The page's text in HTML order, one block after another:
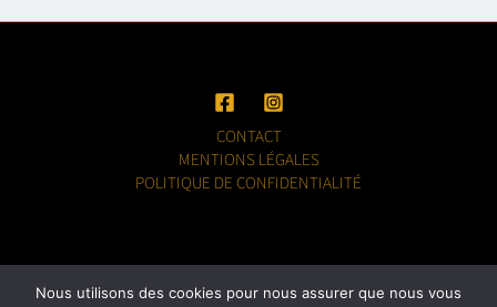
CONTACT
MENTIONS LÉGALES
POLITIQUE DE CONFIDENTIALITÉ
Nous utilisons des cookies pour nous assurer que nous vous